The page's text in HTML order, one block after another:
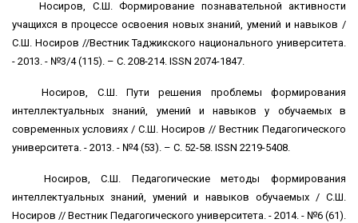
Носиров, С.Ш. Формирование познавательной активности
учащихся в процессе освоения новых знаний, умений и навыков /
С.Ш. Носиров //Вестник Таджикского национального университета.
- 2013. - №3/4 (115). – С. 208-214. ISSN 2074-1847.
Носиров, С.Ш. Пути решения проблемы формирования
интеллектуальных знаний, умений и навыков у обучаемых в
современных условиях / С.Ш. Носиров // Вестник Педагогического
университета. - 2013. - №4 (53). – С. 52-58. ISSN 2219-5408.
Носиров, С.Ш. Педагогические методы формирования
интеллектуальных знаний, умений и навыков обучаемых / С.Ш.
Носиров // Вестник Педагогического университета. - 2014. - №6 (61).